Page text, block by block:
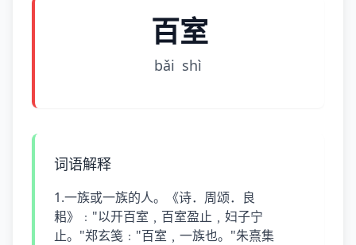
百室
bǎi shì
词语解释
1.一族或一族的人。《诗．周颂．良
耜》﹕"以开百室﹐百室盈止﹐妇子宁
止。"郑玄笺﹕"百室﹐一族也。"朱熹集